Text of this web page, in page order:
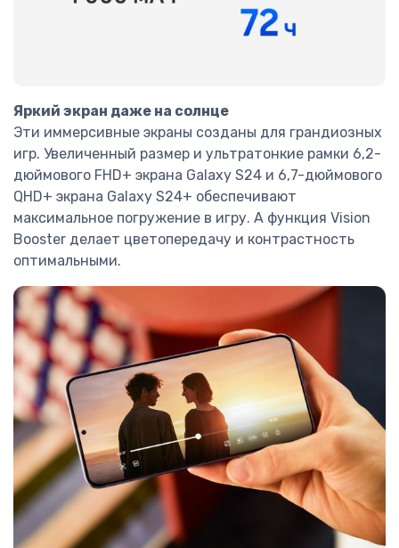
Яркий экран даже на солнце
Эти иммерсивные экраны созданы для грандиозных
игр. Увеличенный размер и ультратонкие рамки 6,2-
дюймового FHD+ экрана Galaxy S24 и 6,7-дюймового
QHD+ экрана Galaxy S24+ обеспечивают
максимальное погружение в игру. А функция Vision
Booster делает цветопередачу и контрастность
оптимальными.